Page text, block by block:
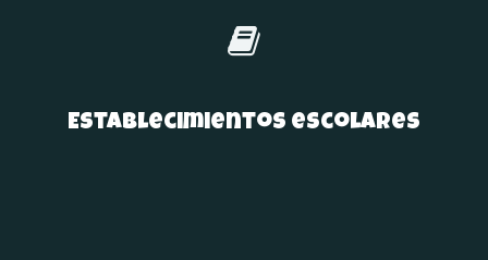
Establecimientos escolares